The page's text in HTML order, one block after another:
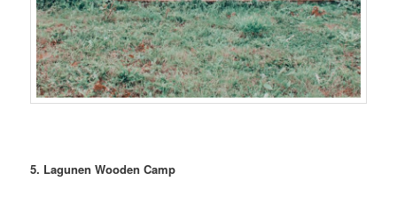
5. Lagunen Wooden Camp